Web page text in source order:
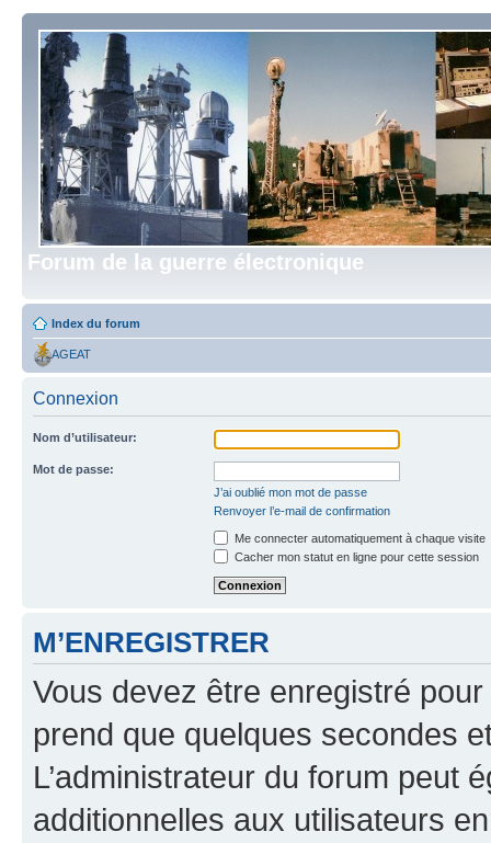
Forum de la guerre électronique
Index du forum
AGEAT
Connexion
Nom d’utilisateur:
Mot de passe:
J’ai oublié mon mot de passe
Renvoyer l’e-mail de confirmation
Me connecter automatiquement à chaque visite
Cacher mon statut en ligne pour cette session
M’ENREGISTRER
Vous devez être enregistré
prend que quelques secondes
L’administrateur du forum peut
additionnelles aux utilisateurs